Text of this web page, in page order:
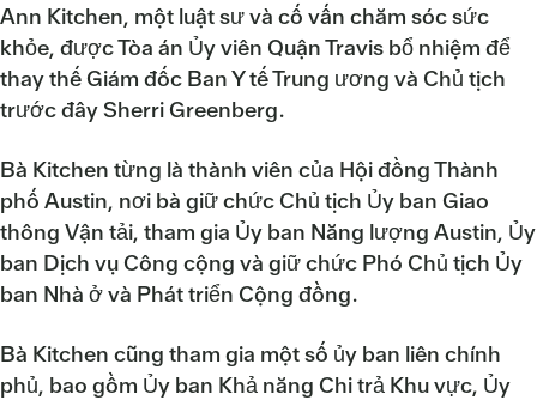
Ann Kitchen, một luật sư và cố vấn chăm sóc sức
khỏe, được Tòa án Ủy viên Quận Travis bổ nhiệm để
thay thế Giám đốc Ban Y tế Trung ương và Chủ tịch
trước đây Sherri Greenberg.
Bà Kitchen từng là thành viên của Hội đồng Thành
phố Austin, nơi bà giữ chức Chủ tịch Ủy ban Giao
thông Vận tải, tham gia Ủy ban Năng lượng Austin, Ủy
ban Dịch vụ Công cộng và giữ chức Phó Chủ tịch Ủy
ban Nhà ở và Phát triển Cộng đồng.
Bà Kitchen cũng tham gia một số ủy ban liên chính
phủ, bao gồm Ủy ban Khả năng Chi trả Khu vực, Ủy